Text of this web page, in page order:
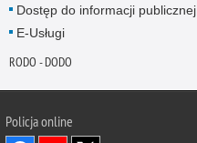
Dostęp do informacji publicznej
E-Usługi
RODO - DODO
Policja online